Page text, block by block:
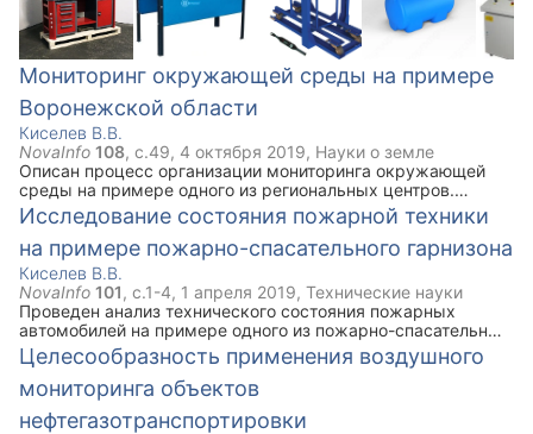
Мониторинг окружающей среды на примере
Воронежской области
Киселев В.В.
NovaInfo 108, с.49, 4 октября 2019, Науки о земле
Описан процесс организации мониторинга окружающей
среды на примере одного из региональных центров.
Обозначены основные направления мониторинга
окружающей среды. Определены основные составляющие
вредных выбросов в атмосферу.
Исследование состояния пожарной техники
на примере пожарно-спасательного гарнизона
Киселев В.В.
NovaInfo 101 , с.1-4, 1 апреля 2019, Технические науки
Проведен анализ технического состояния пожарных
автомобилей на примере одного из пожарно-спасательных
гарнизонов. Сделана попытка разобраться с причинами
недостаточного технического совершенства основных и
специальных пожарных автомобилей.
Целесообразность применения воздушного
мониторинга объектов
нефтегазотранспортировки